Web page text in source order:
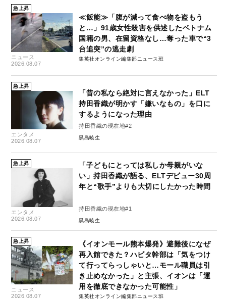
急上昇
ニュース
2026.08.07
≪飯能≫「腹が減って食べ物を盗もう
と…」91歳女性殺害を供述したベトナム
国籍の男、在留資格なし…奪った車で“3
台追突”の逃走劇
集英社オンライン編集部ニュース班
急上昇
エンタメ
2026.08.07
「昔の私なら絶対に言えなかった」ELT
持田香織が明かす「嫌いなもの」を口に
するようになった理由
持田香織の現在地#2
黒島暁生
急上昇
エンタメ
2026.08.07
「子どもにとっては私しか母親がいな
い」持田香織が語る、ELTデビュー30周
年と“歌手”よりも大切にしたかった時間
持田香織の現在地#1
黒島暁生
急上昇
ニュース
2026.08.07
《イオンモール熊本爆発》避難後になぜ
再入館できた？ハビタ幹部は「気をつけ
て行ってらっしゃいと…モール職員は引
き止めなかった」と主張、イオンは「運
用を徹底できなかった可能性」
集英社オンライン編集部ニュース班